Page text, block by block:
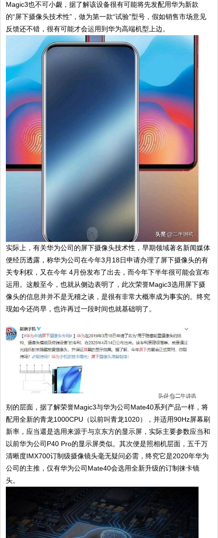
Magic3也不可小觑，据了解该设备很有可能将先发配用华为新款
的“屏下摄像头技术性”，做为第一款“试验”型号，假如销售市场意见
反馈还不错，很有可能才会运用到华为高端机型上边。
实际上，有关华为公司的屏下摄像头技术性，早期领域著名新闻媒体
便经历透露，称华为公司在今年3月18日申请办理了屏下摄像头的有
关专利权，又在今年 4月份发布了出去，而今年下半年很可能会宣布
运用。这般至今，也就从侧边表明了，此次荣誉Magic3选用屏下摄
像头的信息并并不是无稽之谈，是很有非常大概率成为事实的。终究
现如今还尚早，也许再过一段时间也就基础明了。
别的层面，据了解荣誉Magic3与华为公司Mate40系列产品一样，将
配用全新的青龙1000CPU（以前叫青龙1020），并适用90Hz屏幕刷
新率，应当還是选用来源于与京东方的显示屏，实际主要参数应当和
以前华为公司P40 Pro的显示屏类似。其次便是照相机层面，五千万
清晰度IMX700订制级摄像镜头毫无疑问必需，终究它是2020年华为
公司的主推，仅有华为公司Mate40会选用全新升级的订制徕卡镜
头。